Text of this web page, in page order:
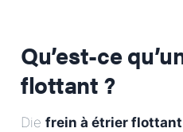
Qu’est-ce
flottant ?
Die frein à étrier flottant